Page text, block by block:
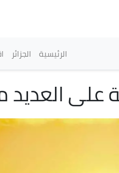
القائمة
الرئيسية الجزائر
على العديد